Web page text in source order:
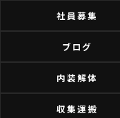
社員募集
ブログ
内装解体
収集運搬